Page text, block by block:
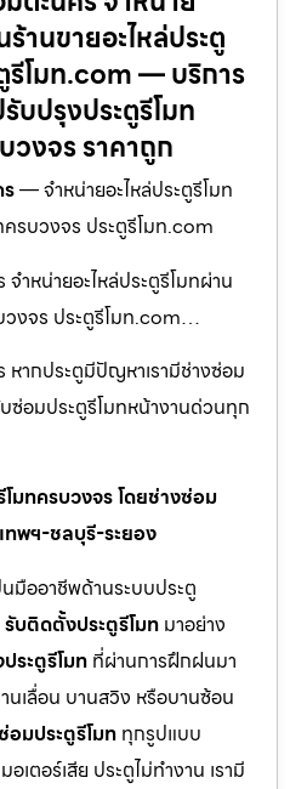
านขายอะไหล่ประตู
รีโมท.com — บริการ
บปรุงประตูรีโมท
วงจร ราคาถูก
— จำหน่ายอะไหล่ประตูรีโมท
ครบวงจร ประตูรีโมท.com
ำหน่ายอะไหล่ประตูรีโมทผ่าน
วงจร ประตูรีโมท.com…
หากประตูมีปัญหาเรามีช่างซ่อม
ซ่อมประตูรีโมทหน้างานด่วนทุก
มทครบวงจร โดยช่างซ่อม
ทพฯ-ชลบุรี-ระยอง
มืออาชีพด้านระบบประตู
รับติดตั้งประตูรีโมท มาอย่าง
ระตูรีโมท ที่ผ่านการฝึกฝนมา
านเลื่อน บานสวิง หรือบานซ้อน
มประตูรีโมท ทุกรูปแบบ
ตอร์เสีย ประตูไม่ทำงาน เรามี